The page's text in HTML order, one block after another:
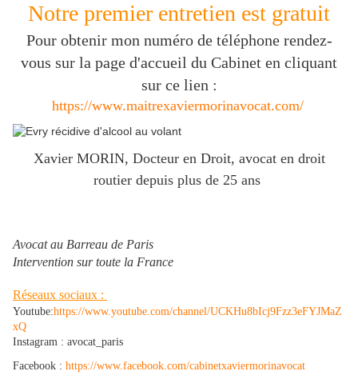
Notre premier entretien est gratuit
Pour obtenir mon numéro de téléphone rendez-
vous sur la page d'accueil du Cabinet en cliquant
sur ce lien :
https://www.maitrexaviermorinavocat.com/
Xavier MORIN, Docteur en Droit, avocat en droit
routier depuis plus de 25 ans
Avocat au Barreau de Paris
Intervention sur toute la France
Réseaux sociaux :
Youtube:https://www.youtube.com/channel/UCKHu8bIcj9Fzz3eFYJMaZ
xQ
Instagram : avocat_paris
Facebook : https://www.facebook.com/cabinetxaviermorinavocat